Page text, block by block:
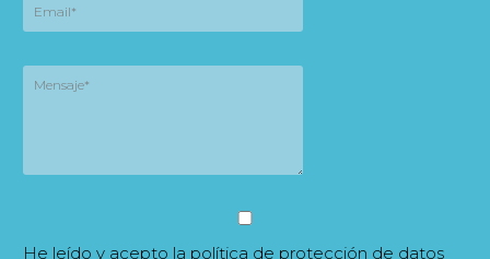
He leído y acepto la política de protección de datos